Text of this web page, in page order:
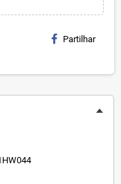
Partilhar